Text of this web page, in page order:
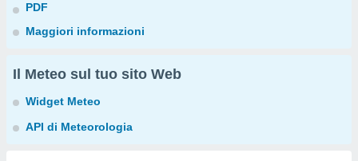
PDF
Maggiori informazioni
Il Meteo sul tuo sito Web
Widget Meteo
API di Meteorologia